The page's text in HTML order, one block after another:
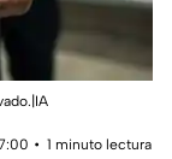
1 minuto lectura